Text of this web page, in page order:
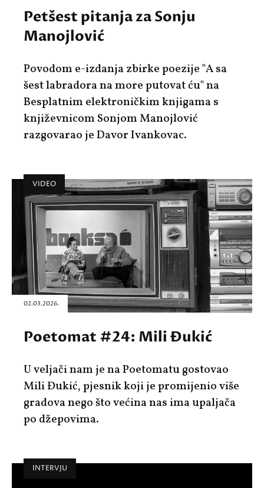
Petšest pitanja za Sonju
Manojlović
Povodom e-izdanja zbirke poezije "A sa
šest labradora na more putovat ću" na
Besplatnim elektroničkim knjigama s
književnicom Sonjom Manojlović
razgovarao je Davor Ivankovac.
VIDEO
02.03.2026.
Poetomat #24: Mili Đukić
U veljači nam je na Poetomatu gostovao
Mili Đukić, pjesnik koji je promijenio više
gradova nego što većina nas ima upaljača
po džepovima.
INTERVJU